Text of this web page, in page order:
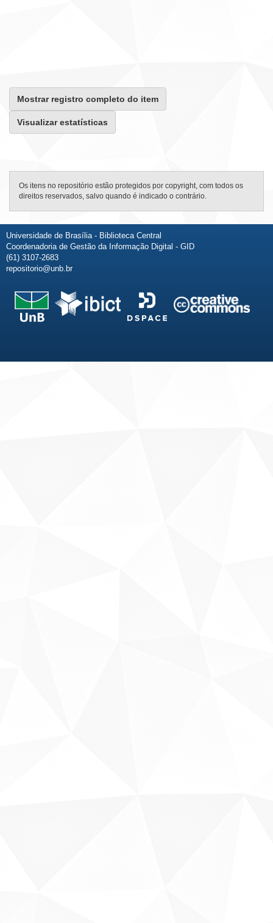
Mostrar registro completo do item
Visualizar estatísticas
Os itens no repositório estão protegidos por copyright, com todos os
direitos reservados, salvo quando é indicado o contrário.
Universidade de Brasília - Biblioteca Central
Coordenadoria de Gestão da Informação Digital - GID
(61) 3107-2683
repositorio@unb.br